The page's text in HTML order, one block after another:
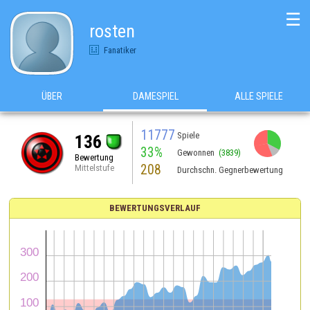
rosten
Fanatiker
☰
ÜBER DAMESPIEL ALLE SPIELE
136
Bewertung
Mittelstufe
11777 Spiele
33% Gewonnen (3839)
208 Durchschn. Gegnerbewertung
BEWERTUNGSVERLAUF